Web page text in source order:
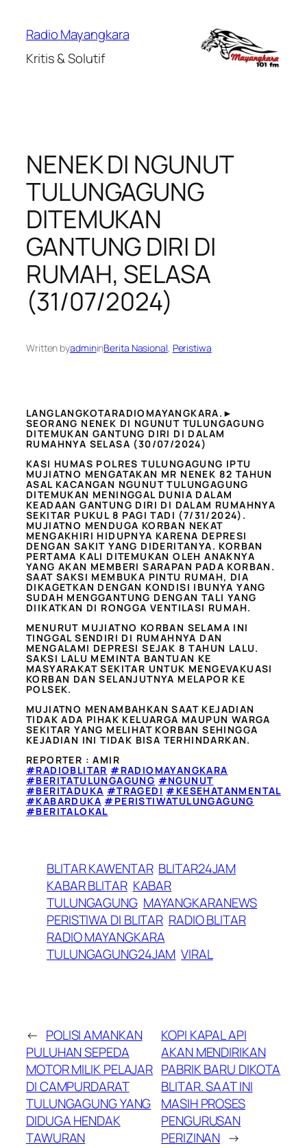
Radio Mayangkara
Kritis & Solutif
NENEK DI NGUNUT
TULUNGAGUNG
DITEMUKAN
GANTUNG DIRI DI
RUMAH, SELASA
(31/07/2024)
Written byadmininBerita Nasional, Peristiwa
LANGLANGKOTARADIOMAYANGKARA.►
SEORANG NENEK DI NGUNUT TULUNGAGUNG
DITEMUKAN GANTUNG DIRI DI DALAM
RUMAHNYA SELASA (30/07/2024)
KASI HUMAS POLRES TULUNGAGUNG IPTU
MUJIATNO MENGATAKAN MR NENEK 82 TAHUN
ASAL KACANGAN NGUNUT TULUNGAGUNG
DITEMUKAN MENINGGAL DUNIA DALAM
KEADAAN GANTUNG DIRI DI DALAM RUMAHNYA
SEKITAR PUKUL 8 PAGI TADI (7/31/2024).
MUJIATNO MENDUGA KORBAN NEKAT
MENGAKHIRI HIDUPNYA KARENA DEPRESI
DENGAN SAKIT YANG DIDERITANYA. KORBAN
PERTAMA KALI DITEMUKAN OLEH ANAKNYA
YANG AKAN MEMBERI SARAPAN PADA KORBAN.
SAAT SAKSI MEMBUKA PINTU RUMAH, DIA
DIKAGETKAN DENGAN KONDISI IBUNYA YANG
SUDAH MENGGANTUNG DENGAN TALI YANG
DIIKATKAN DI RONGGA VENTILASI RUMAH.
MENURUT MUJIATNO KORBAN SELAMA INI
TINGGAL SENDIRI DI RUMAHNYA DAN
MENGALAMI DEPRESI SEJAK 8 TAHUN LALU.
SAKSI LALU MEMINTA BANTUAN KE
MASYARAKAT SEKITAR UNTUK MENGEVAKUASI
KORBAN DAN SELANJUTNYA MELAPOR KE
POLSEK.
MUJIATNO MENAMBAHKAN SAAT KEJADIAN
TIDAK ADA PIHAK KELUARGA MAUPUN WARGA
SEKITAR YANG MELIHAT KORBAN SEHINGGA
KEJADIAN INI TIDAK BISA TERHINDARKAN.
REPORTER : AMIR
#RADIOBLITAR #RADIOMAYANGKARA
#BERITATULUNGAGUNG #NGUNUT
#BERITADUKA #TRAGEDI #KESEHATANMENTAL
#KABARDUKA #PERISTIWATULUNGAGUNG
#BERITALOKAL
BLITAR KAWENTAR BLITAR24JAM
KABAR BLITAR KABAR
TULUNGAGUNG MAYANGKARANEWS
PERISTIWA DI BLITAR RADIO BLITAR
RADIO MAYANGKARA
TULUNGAGUNG24JAM VIRAL
← POLISI AMANKAN
PULUHAN SEPEDA
MOTOR MILIK PELAJAR
DI CAMPURDARAT
TULUNGAGUNG YANG
DIDUGA HENDAK
TAWURAN
KOPI KAPAL API
AKAN MENDIRIKAN
PABRIK BARU DIKOTA
BLITAR. SAAT INI
MASIH PROSES
PENGURUSAN
PERIZINAN →